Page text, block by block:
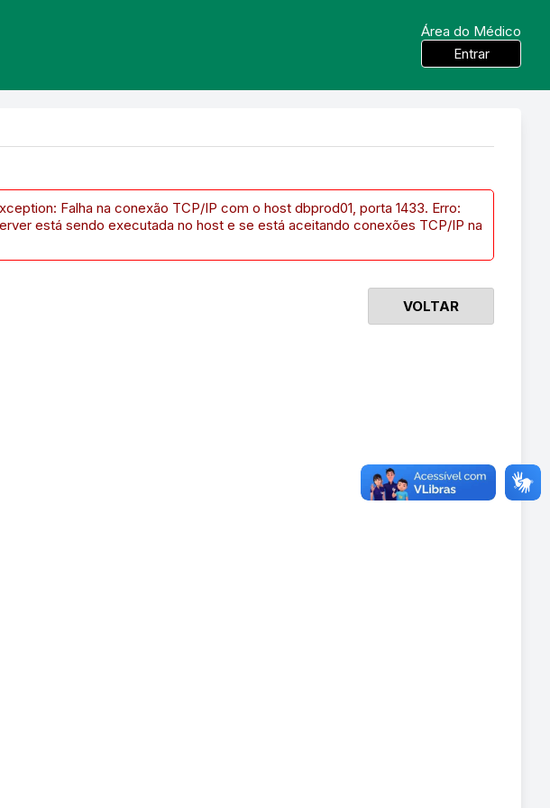
Área do Médico
Entrar
Falha na conexão TCP/IP com o host dbprod01, porta 1433. Erro:
está sendo executada no host e se está aceitando conexões TCP/IP na
VOLTAR